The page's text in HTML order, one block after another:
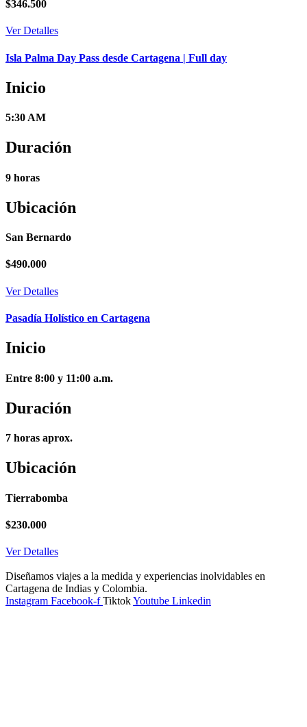
$346.500
Ver Detalles
Isla Palma Day Pass desde Cartagena | Full day
Inicio
5:30 AM
Duración
9 horas
Ubicación
San Bernardo
$490.000
Ver Detalles
Pasadía Holístico en Cartagena
Inicio
Entre 8:00 y 11:00 a.m.
Duración
7 horas aprox.
Ubicación
Tierrabomba
$230.000
Ver Detalles
Diseñamos viajes a la medida y experiencias inolvidables en
Cartagena de Indias y Colombia.
Instagram Facebook-f TiktokYoutube Linkedin